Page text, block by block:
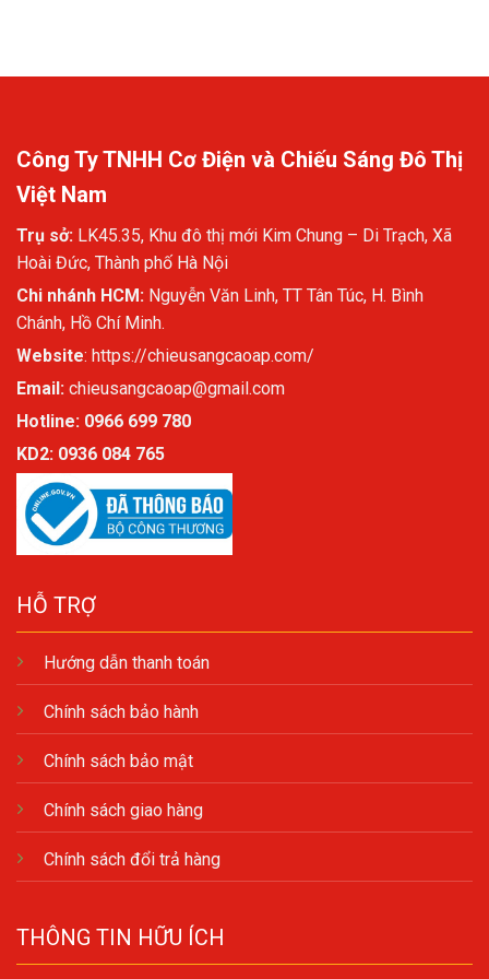
Công Ty TNHH Cơ Điện và Chiếu Sáng Đô Thị
Việt Nam
Trụ sở: LK45.35, Khu đô thị mới Kim Chung – Di Trạch, Xã
Hoài Đức, Thành phố Hà Nội
Chi nhánh HCM: Nguyễn Văn Linh, TT Tân Túc, H. Bình
Chánh, Hồ Chí Minh.
Website: https://chieusangcaoap.com/
Email: chieusangcaoap@gmail.com
Hotline: 0966 699 780
KD2: 0936 084 765
HỖ TRỢ
Hướng dẫn thanh toán
Chính sách bảo hành
Chính sách bảo mật
Chính sách giao hàng
Chính sách đổi trả hàng
THÔNG TIN HỮU ÍCH